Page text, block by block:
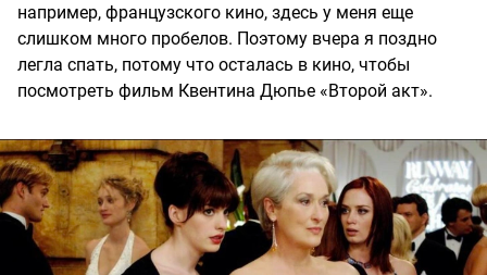
например, французского кино, здесь у меня еще
слишком много пробелов. Поэтому вчера я поздно
легла спать, потому что осталась в кино, чтобы
посмотреть фильм Квентина Дюпье «Второй акт».